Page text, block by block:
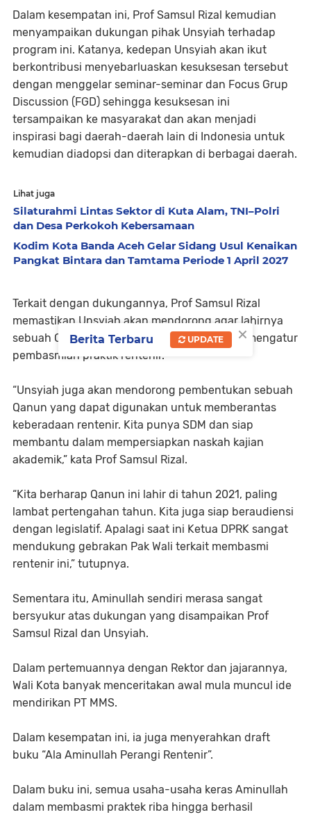
Dalam kesempatan ini, Prof Samsul Rizal kemudian
menyampaikan dukungan pihak Unsyiah terhadap
program ini. Katanya, kedepan Unsyiah akan ikut
berkontribusi menyebarluaskan kesuksesan tersebut
dengan menggelar seminar-seminar dan Focus Grup
Discussion (FGD) sehingga kesuksesan ini
tersampaikan ke masyarakat dan akan menjadi
inspirasi bagi daerah-daerah lain di Indonesia untuk
kemudian diadopsi dan diterapkan di berbagai daerah.
Lihat juga
Silaturahmi Lintas Sektor di Kuta Alam, TNI–Polri
dan Desa Perkokoh Kebersamaan
Kodim Kota Banda Aceh Gelar Sidang Usul Kenaikan
Pangkat Bintara dan Tamtama Periode 1 April 2027
Terkait dengan dukungannya, Prof Samsul Rizal
memastikan Unsyiah akan mendorong agar lahirnya
sebuah Qanun sebagai payung hukum yang mengatur
pembasmian praktik rentenir.
“Unsyiah juga akan mendorong pembentukan sebuah
Qanun yang dapat digunakan untuk memberantas
keberadaan rentenir. Kita punya SDM dan siap
membantu dalam mempersiapkan naskah kajian
akademik,” kata Prof Samsul Rizal.
“Kita berharap Qanun ini lahir di tahun 2021, paling
lambat pertengahan tahun. Kita juga siap beraudiensi
dengan legislatif. Apalagi saat ini Ketua DPRK sangat
mendukung gebrakan Pak Wali terkait membasmi
rentenir ini,” tutupnya.
Sementara itu, Aminullah sendiri merasa sangat
bersyukur atas dukungan yang disampaikan Prof
Samsul Rizal dan Unsyiah.
Dalam pertemuannya dengan Rektor dan jajarannya,
Wali Kota banyak menceritakan awal mula muncul ide
mendirikan PT MMS.
Dalam kesempatan ini, ia juga menyerahkan draft
buku “Ala Aminullah Perangi Rentenir”.
Dalam buku ini, semua usaha-usaha keras Aminullah
dalam membasmi praktek riba hingga berhasil
×
Berita Terbaru UPDATE